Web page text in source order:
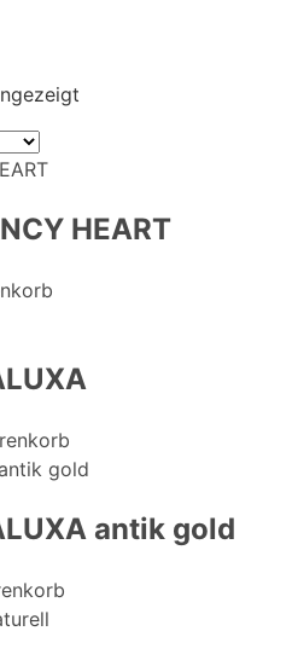
HEART
antik gold